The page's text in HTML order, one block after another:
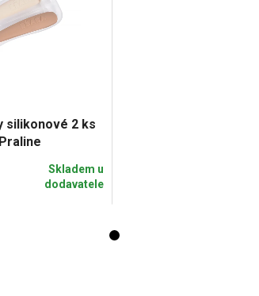
silikonové 2 ks
Skladem u
dodavatele